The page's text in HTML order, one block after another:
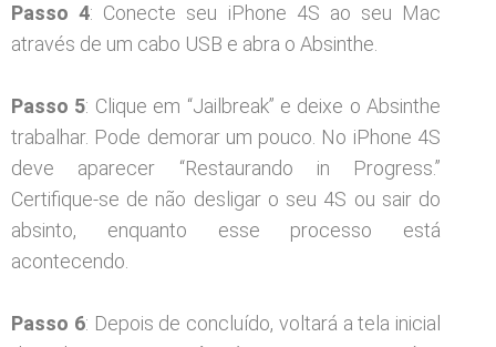
Passo 4: Conecte seu iPhone 4S ao seu Mac
através de um cabo USB e abra o Absinthe.
Passo 5: Clique em “Jailbreak” e deixe o Absinthe
trabalhar. Pode demorar um pouco. No iPhone 4S
deve aparecer “Restaurando in Progress.”
Certifique-se de não desligar o seu 4S ou sair do
absinto, enquanto esse processo está
acontecendo.
Passo 6: Depois de concluído, voltará a tela inicial